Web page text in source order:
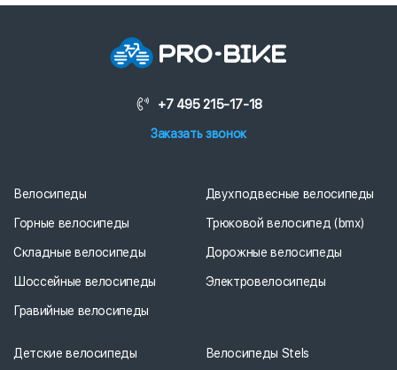
+7 495 215-17-18
Заказать звонок
Велосипеды
Горные велосипеды
Складные велосипеды
Шоссейные велосипеды
Гравийные велосипеды
Двухподвесные велосипеды
Трюковой велосипед (bmx)
Дорожные велосипеды
Электровелосипеды
Детские велосипеды Велосипеды Stels